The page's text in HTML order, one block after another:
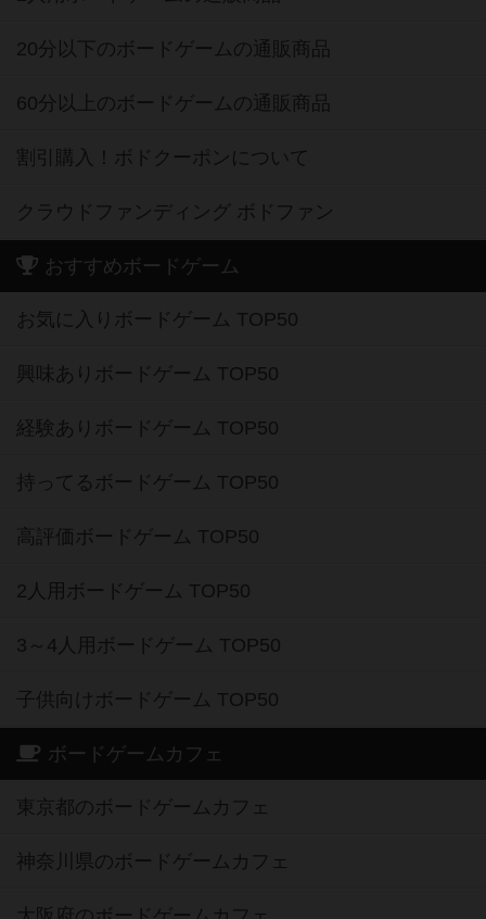
20分以下のボードゲームの通販商品
60分以上のボードゲームの通販商品
割引購入！ボドクーポンについて
クラウドファンディング ボドファン
おすすめボードゲーム
お気に入りボードゲーム TOP50
興味ありボードゲーム TOP50
経験ありボードゲーム TOP50
持ってるボードゲーム TOP50
高評価ボードゲーム TOP50
2人用ボードゲーム TOP50
3～4人用ボードゲーム TOP50
子供向けボードゲーム TOP50
ボードゲームカフェ
東京都のボードゲームカフェ
神奈川県のボードゲームカフェ